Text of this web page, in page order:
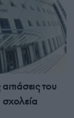
του
σχολεία